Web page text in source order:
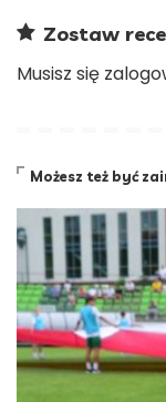
Zostaw
Musisz się
Możesz też być